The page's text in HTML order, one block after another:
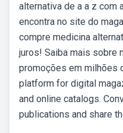
alternativa de a a z com
encontra no site do
compre medicina
juros! Saiba mais sobre
promoções em milhões
platform for digital
and online catalogs.
publications and share